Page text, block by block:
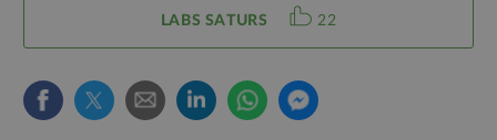
LABS SATURS 22